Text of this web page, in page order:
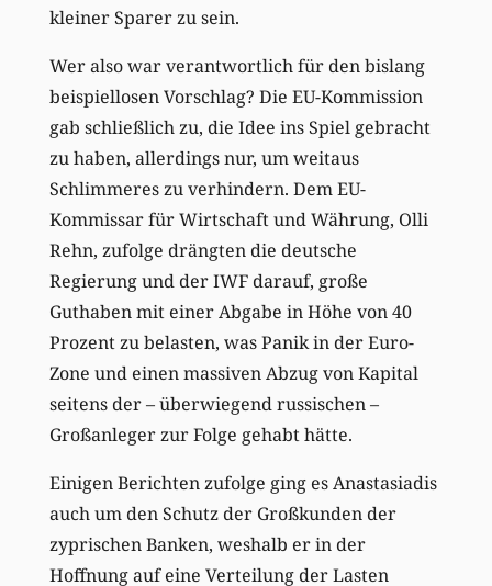
kleiner Sparer zu sein.
Wer also war verantwortlich für den bislang
beispiellosen Vorschlag? Die EU-Kommission
gab schließlich zu, die Idee ins Spiel gebracht
zu haben, allerdings nur, um weitaus
Schlimmeres zu verhindern. Dem EU-
Kommissar für Wirtschaft und Währung, Olli
Rehn, zufolge drängten die deutsche
Regierung und der IWF darauf, große
Guthaben mit einer Abgabe in Höhe von 40
Prozent zu belasten, was Panik in der Euro-
Zone und einen massiven Abzug von Kapital
seitens der – überwiegend russischen –
Großanleger zur Folge gehabt hätte.
Einigen Berichten zufolge ging es Anastasiadis
auch um den Schutz der Großkunden der
zyprischen Banken, weshalb er in der
Hoffnung auf eine Verteilung der Lasten